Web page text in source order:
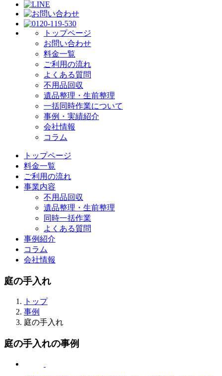
トップページ
お問い合わせ
料金一覧
ご利用の流れ
よくある質問
不用品回収
遺品整理・生前整理
一括同時作業について
事例・実績紹介
会社情報
コラム
トップページ
料金一覧
ご利用の流れ
事業内容
不用品回収
遺品整理・生前整理
同時一括作業
よくある質問
事例紹介
コラム
会社情報
庭の手入れ
トップ
事例
庭の手入れ
庭の手入れの事例